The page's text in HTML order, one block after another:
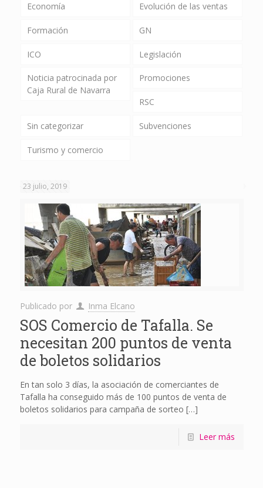
Economía Evolución de las ventas
Formación GN
ICO Legislación
Noticia patrocinada por
Caja Rural de Navarra
Promociones
RSC
Sin categorizar Subvenciones
Turismo y comercio
23 julio, 2019
Publicado por Inma Elcano
SOS Comercio de Tafalla. Se
necesitan 200 puntos de venta
de boletos solidarios
En tan solo 3 días, la asociación de comerciantes de
Tafalla ha conseguido más de 100 puntos de venta de
boletos solidarios para campaña de sorteo […]
Leer más